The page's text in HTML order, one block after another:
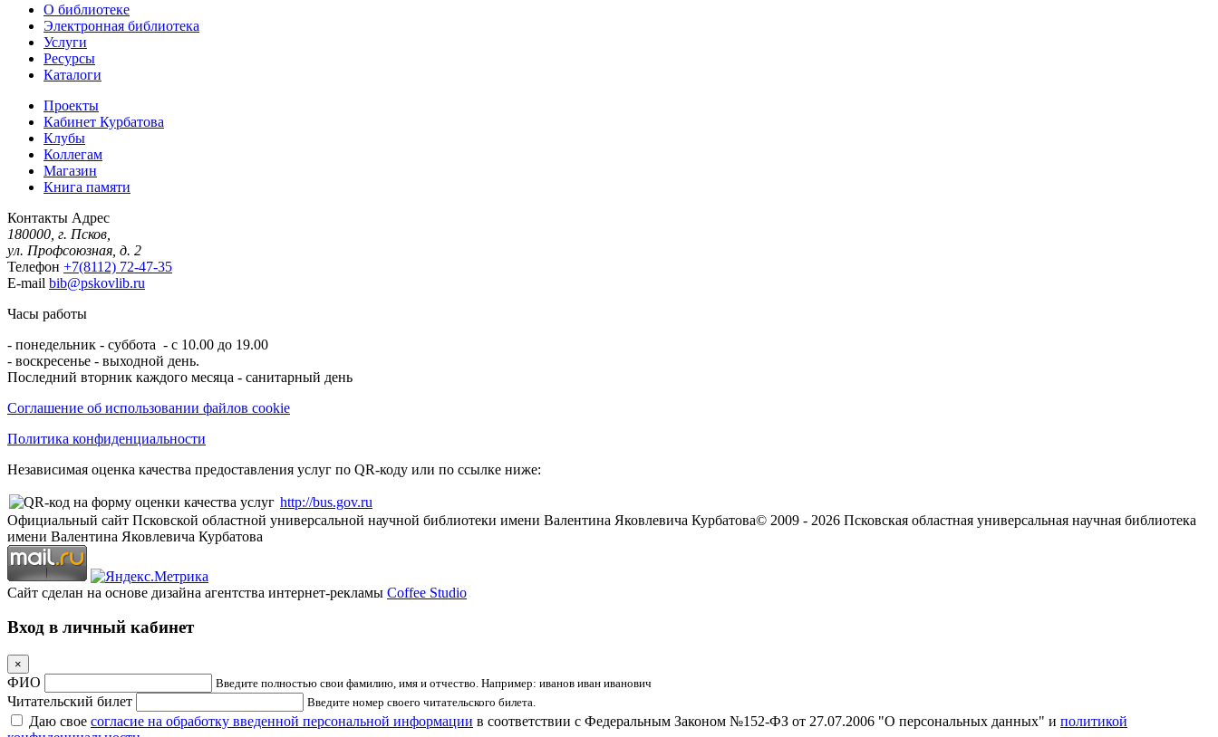
О библиотеке
Электронная библиотека
Услуги
Ресурсы
Каталоги
Проекты
Кабинет Курбатова
Клубы
Коллегам
Магазин
Книга памяти
Контакты Адрес
180000, г. Псков,
ул. Профсоюзная, д. 2
Телефон +7(8112) 72-47-35
E-mail bib@pskovlib.ru
Часы работы
- понедельник - суббота - с 10.00 до 19.00
- воскресенье - выходной день.
Последний вторник каждого месяца - санитарный день
Соглашение об использовании файлов cookie
Политика конфиденциальности
Независимая оценка качества предоставления услуг по QR-коду или по ссылке ниже:
http://bus.gov.ru
Официальный сайт Псковской областной универсальной научной библиотеки имени Валентина Яковлевича Курбатова© 2009 - 2026 Псковская областная универсальная научная библиотека
имени Валентина Яковлевича Курбатова
Сайт сделан на основе дизайна агентства интернет-рекламы Coffee Studio
Вход в личный кабинет
×
ФИО Введите полностью свои фамилию, имя и отчество. Например: иванов иван иванович
Читательский билет Введите номер своего читательского билета.
Даю свое согласие на обработку введенной персональной информации в соответствии с Федеральным Законом №152-ФЗ от 27.07.2006 "О персональных данных" и политикой